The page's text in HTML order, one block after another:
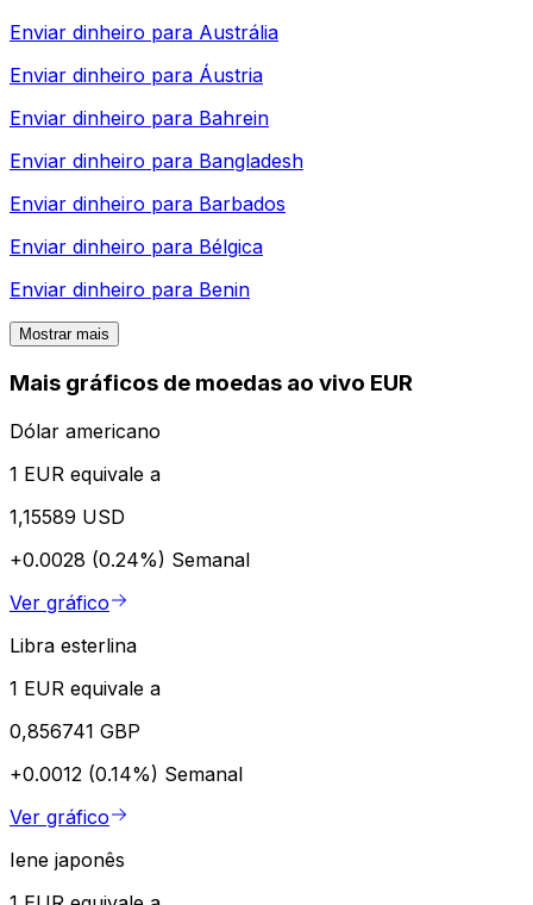
Enviar dinheiro para Austrália
Enviar dinheiro para Áustria
Enviar dinheiro para Bahrein
Enviar dinheiro para Bangladesh
Enviar dinheiro para Barbados
Enviar dinheiro para Bélgica
Enviar dinheiro para Benin
Mostrar mais
Mais gráficos de moedas ao vivo EUR
Dólar americano
1 EUR equivale a
1,15589 USD
+0.0028 (0.24%) Semanal
Ver gráfico
Libra esterlina
1 EUR equivale a
0,856741 GBP
+0.0012 (0.14%) Semanal
Ver gráfico
Iene japonês